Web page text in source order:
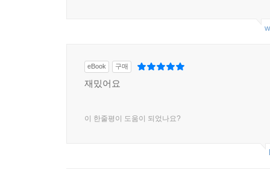
eBook 구매
재밌어요
이 한줄평이 도움이 되었나요?